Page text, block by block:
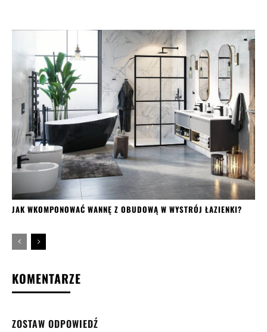
JAK WKOMPONOWAĆ WANNĘ Z OBUDOWĄ W WYSTRÓJ ŁAZIENKI?
KOMENTARZE
ZOSTAW ODPOWIEDŹ